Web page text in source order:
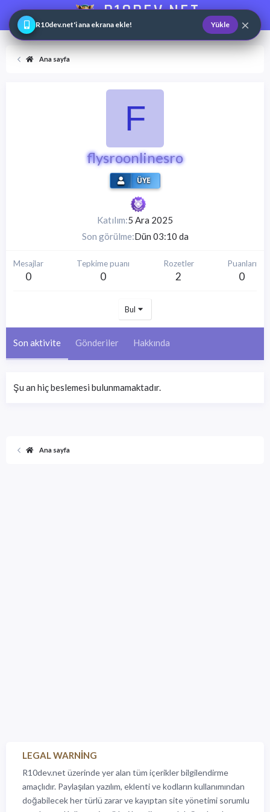
R10DEV.NET
Web ve Game Master
Ana sayfa
F
flysroonlinesro
ÜYE
Katılım 5 Ara 2025
Son görülme Dün 03:10 da
Mesajlar
0
Tepkime puanı
0
Rozetler
2
Puanları
0
Bul
Son aktivite Gönderiler Hakkında
Şu an hiç beslemesi bulunmamaktadır.
Ana sayfa
LEGAL WARNING
R10dev.net üzerinde yer alan tüm içerikler bilgilendirme
amaçlıdır. Paylaşılan yazılım, eklenti ve kodların kullanımından
doğabilecek her türlü zarar ve kayıptan site yönetimi sorumlu
R10dev.net'i ana ekrana ekle! Yükle ×